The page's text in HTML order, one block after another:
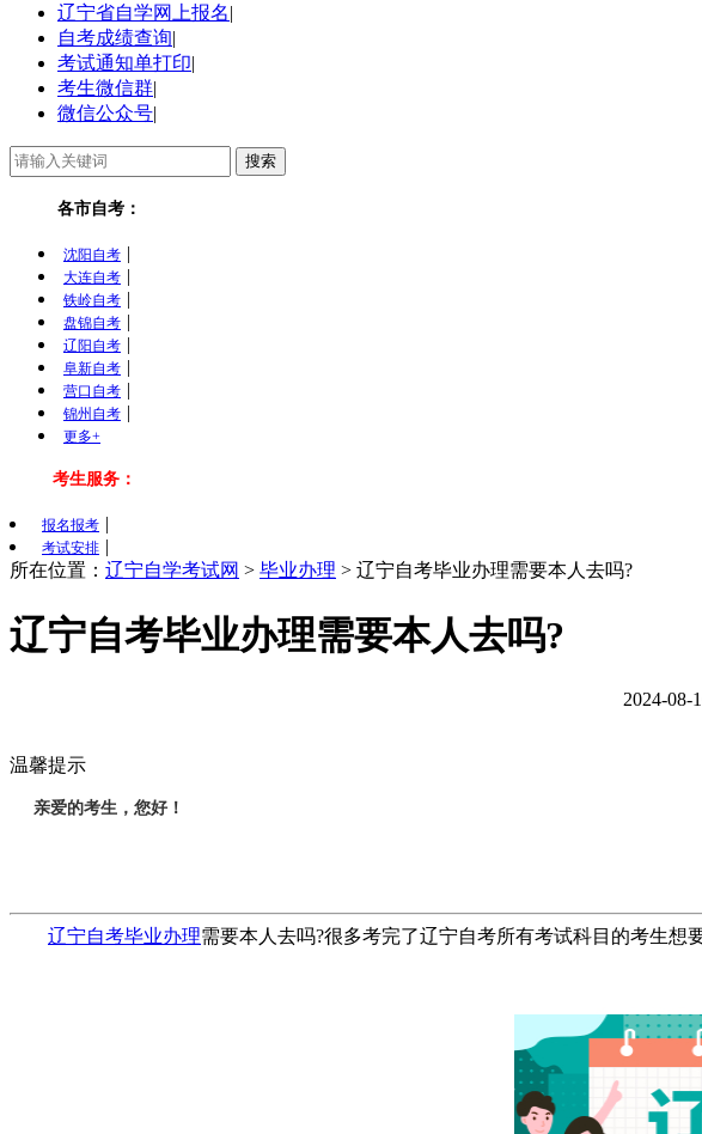
辽宁省自学网上报名|
自考成绩查询|
考试通知单打印|
考生微信群|
微信公众号|
各市自考：
沈阳自考 |
大连自考 |
铁岭自考 |
盘锦自考 |
辽阳自考 |
阜新自考 |
营口自考 |
锦州自考 |
更多+
考生服务：
报名报考 |
考试安排 |
所在位置： 辽宁自学考试网 > 毕业办理 > 辽宁自考毕业办理需要本人去吗?
辽宁自考毕业办理需要本人去吗?
2024-
温馨提示
亲爱的考生，您好！
辽宁自考毕业办理需要本人去吗?很多考完了辽宁自考所有考试科目的考生想